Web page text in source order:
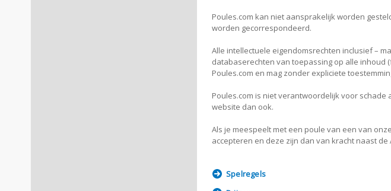
Poules.com kan niet aansprakelijk worden
worden gecorrespondeerd.
Alle intellectuele eigendomsrechten inclusief –
databaserechten van toepassing op alle inhoud
Poules.com en mag zonder expliciete
Poules.com is niet verantwoordelijk voor
website dan ook.
Als je meespeelt met een poule van een van
accepteren en deze zijn dan van kracht naast
Spelregels